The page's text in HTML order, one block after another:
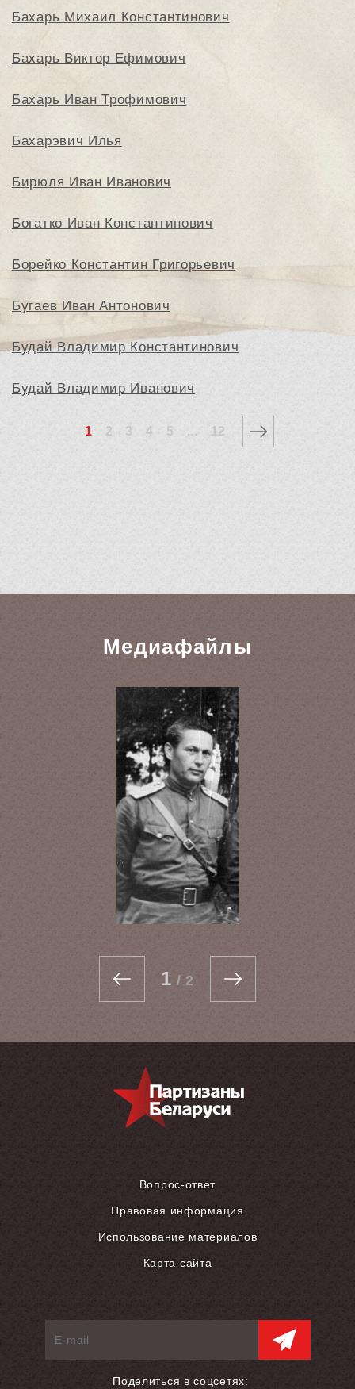
Бахарь Михаил Константинович
Бахарь Виктор Ефимович
Бахарь Иван Трофимович
Бахарэвич Илья
Бирюля Иван Иванович
Богатко Иван Константинович
Борейко Константин Григорьевич
Бугаев Иван Антонович
Будай Владимир Константинович
Будай Владимир Иванович
1 2 3 4 5 ... 12
Медиафайлы
1 / 2
Вопрос-ответ
Правовая информация
Использование материалов
Карта сайта
Поделиться в соцсетях: